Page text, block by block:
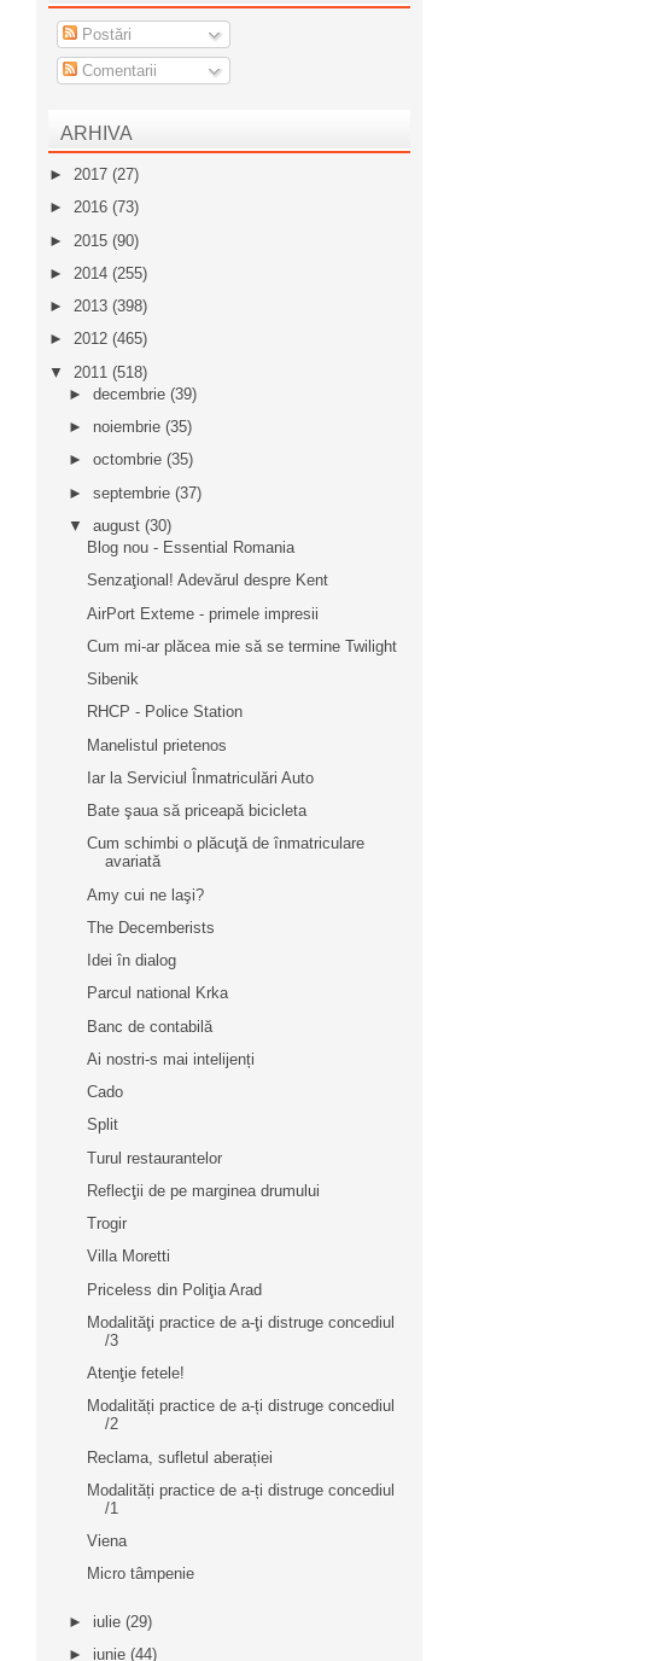
Postări
Comentarii
ARHIVA
► 2017 (27)
► 2016 (73)
► 2015 (90)
► 2014 (255)
► 2013 (398)
► 2012 (465)
▼ 2011 (518)
► decembrie (39)
► noiembrie (35)
► octombrie (35)
► septembrie (37)
▼ august (30)
Blog nou - Essential Romania
Senzaţional! Adevărul despre Kent
AirPort Exteme - primele impresii
Cum mi-ar plăcea mie să se termine Twilight
Sibenik
RHCP - Police Station
Manelistul prietenos
Iar la Serviciul Înmatriculări Auto
Bate şaua să priceapă bicicleta
Cum schimbi o plăcuţă de înmatriculare
avariată
Amy cui ne laşi?
The Decemberists
Idei în dialog
Parcul national Krka
Banc de contabilă
Ai nostri-s mai intelijenți
Cado
Split
Turul restaurantelor
Reflecţii de pe marginea drumului
Trogir
Villa Moretti
Priceless din Poliţia Arad
Modalităţi practice de a-ţi distruge concediul
/3
Atenţie fetele!
Modalități practice de a-ți distruge concediul
/2
Reclama, sufletul aberației
Modalități practice de a-ți distruge concediul
/1
Viena
Micro tâmpenie
► iulie (29)
► iunie (44)